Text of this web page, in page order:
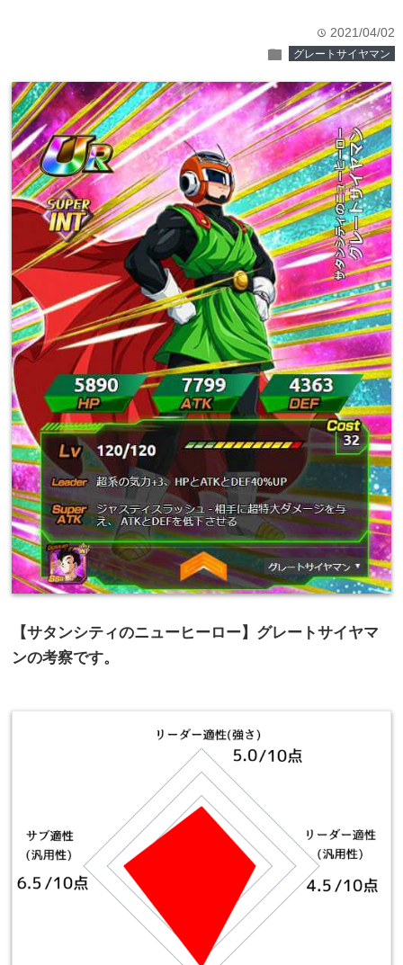
time 2021/04/02
folder グレートサイヤマン
【サタンシティのニューヒーロー】グレートサイヤマ
ンの考察です。